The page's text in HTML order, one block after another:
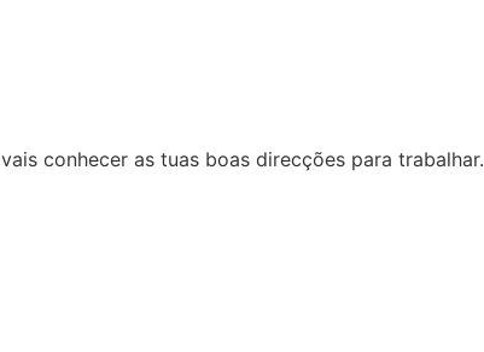
vais conhecer as tuas boas direcções para trabalhar.